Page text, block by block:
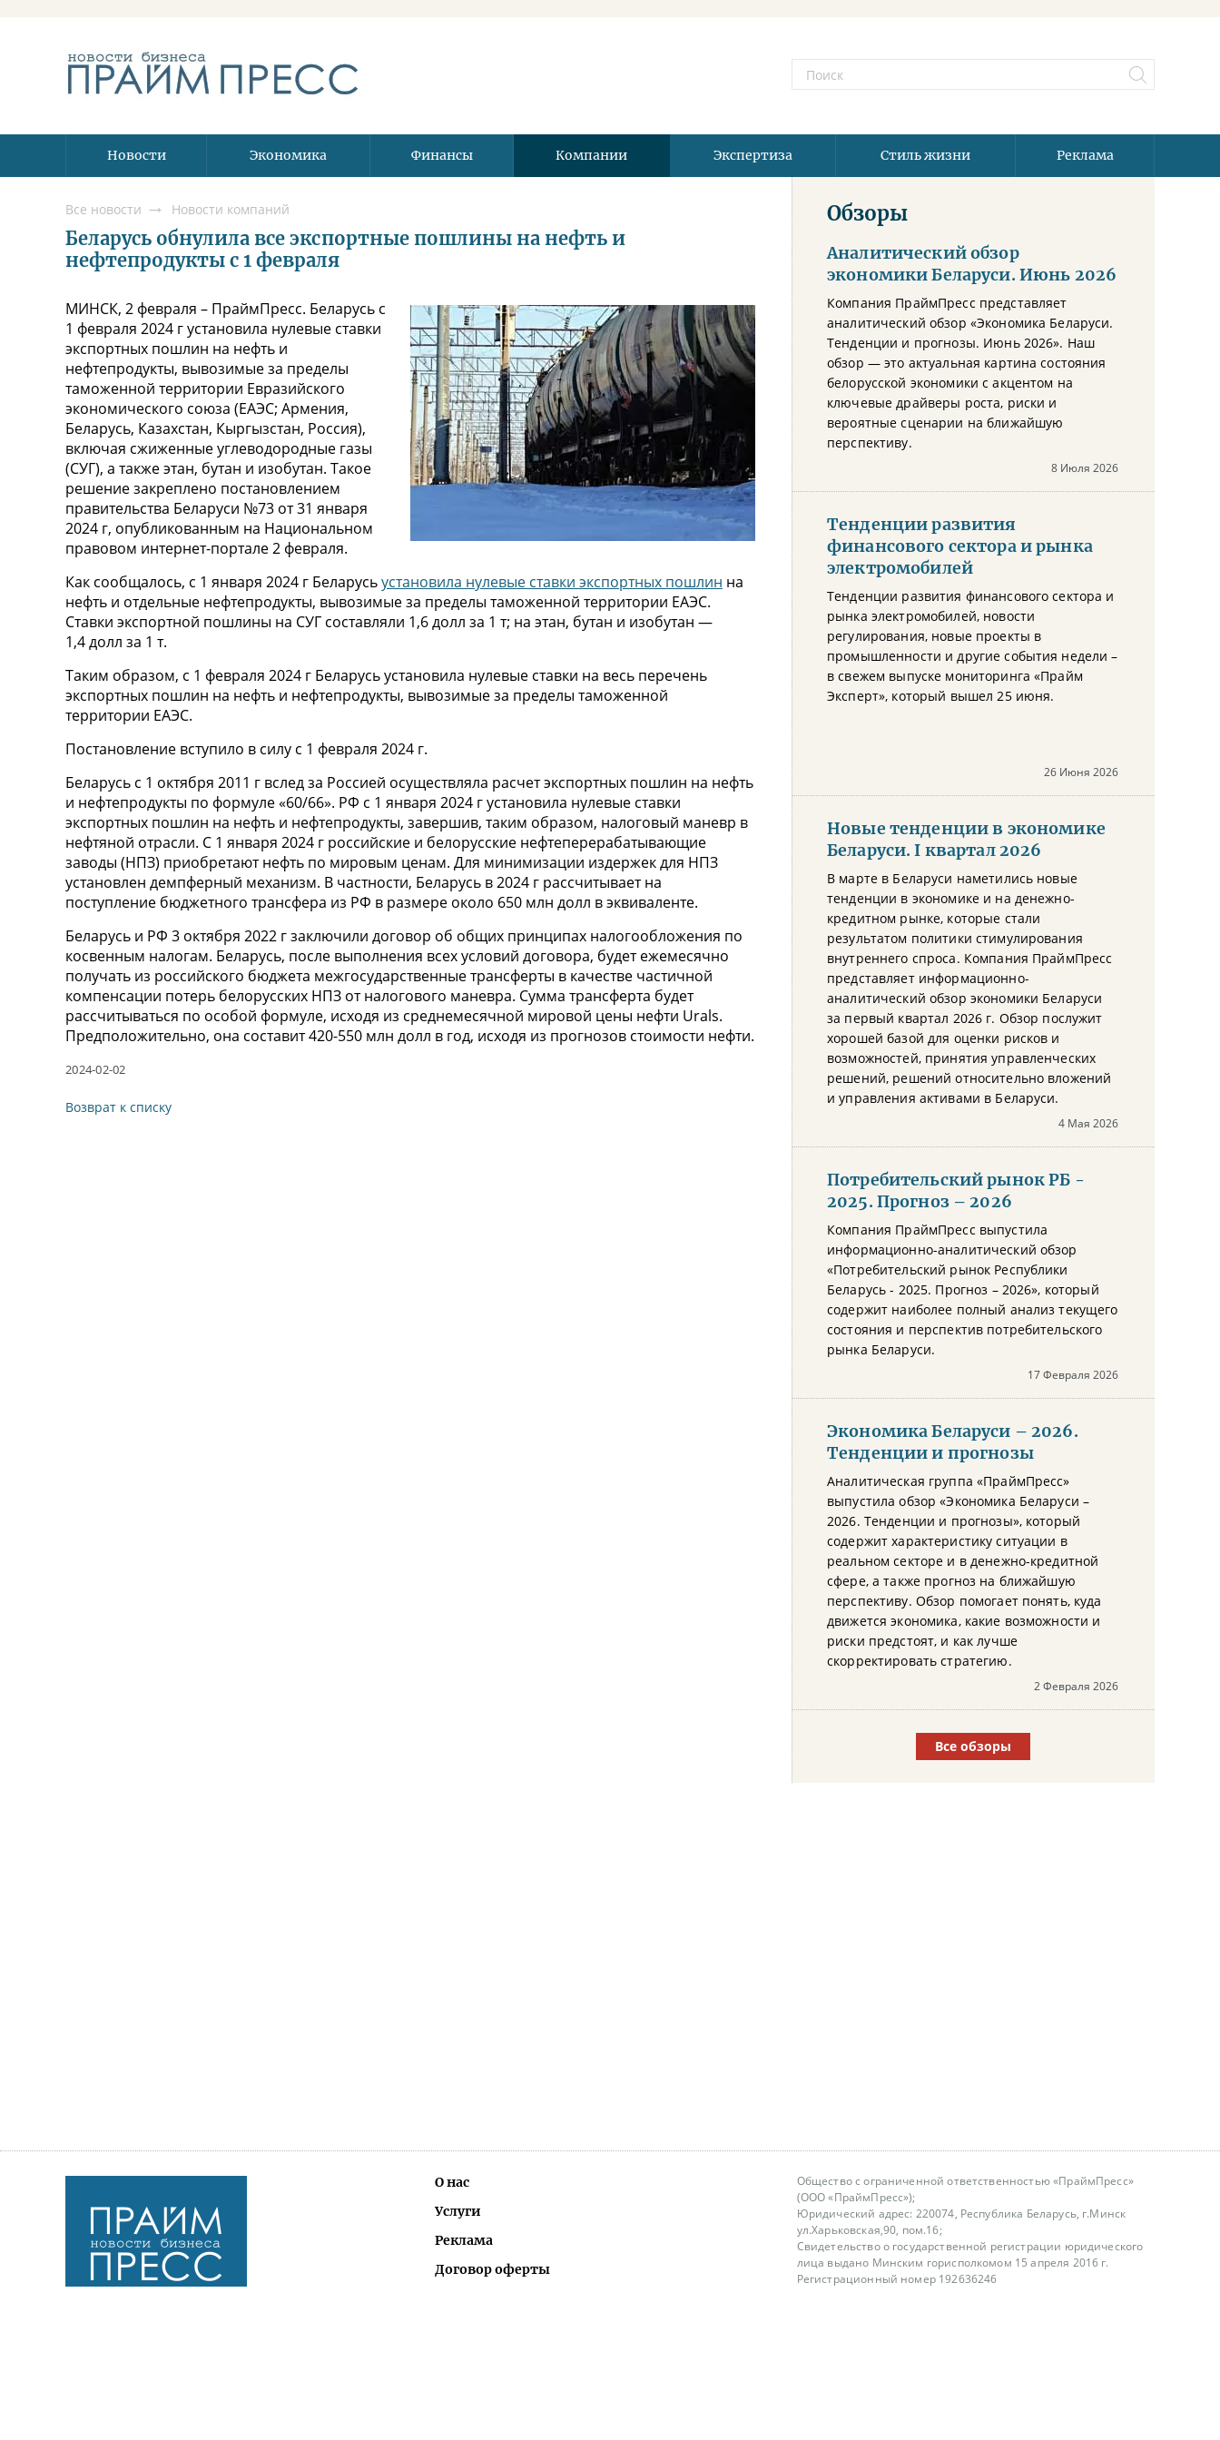
Новости Экономика Финансы Компании Экспертиза Стиль жизни Реклама
Все новости Новости компаний
Беларусь обнулила все экспортные пошлины на нефть и
нефтепродукты с 1 февраля
МИНСК, 2 февраля – ПраймПресс. Беларусь с
1 февраля 2024 г установила нулевые ставки
экспортных пошлин на нефть и
нефтепродукты, вывозимые за пределы
таможенной территории Евразийского
экономического союза (ЕАЭС; Армения,
Беларусь, Казахстан, Кыргызстан, Россия),
включая сжиженные углеводородные газы
(СУГ), а также этан, бутан и изобутан. Такое
решение закреплено постановлением
правительства Беларуси №73 от 31 января
2024 г, опубликованным на Национальном
правовом интернет-портале 2 февраля.
Как сообщалось, с 1 января 2024 г Беларусьустановила нулевые ставки экспортных пошлин на
нефть и отдельные нефтепродукты, вывозимые за пределы таможенной территории ЕАЭС.
Ставки экспортной пошлины на СУГ составляли 1,6 долл за 1 т; на этан, бутан и изобутан —
1,4 долл за 1 т.
Таким образом, с 1 февраля 2024 г Беларусь установила нулевые ставки на весь перечень
экспортных пошлин на нефть и нефтепродукты, вывозимые за пределы таможенной
территории ЕАЭС.
Постановление вступило в силу с 1 февраля 2024 г.
Беларусь с 1 октября 2011 г вслед за Россией осуществляла расчет экспортных пошлин на нефть
и нефтепродукты по формуле «60/66». РФ с 1 января 2024 г установила нулевые ставки
экспортных пошлин на нефть и нефтепродукты, завершив, таким образом, налоговый маневр в
нефтяной отрасли. С 1 января 2024 г российские и белорусские нефтеперерабатывающие
заводы (НПЗ) приобретают нефть по мировым ценам. Для минимизации издержек для НПЗ
установлен демпферный механизм. В частности, Беларусь в 2024 г рассчитывает на
поступление бюджетного трансфера из РФ в размере около 650 млн долл в эквиваленте.
Беларусь и РФ 3 октября 2022 г заключили договор об общих принципах налогообложения по
косвенным налогам. Беларусь, после выполнения всех условий договора, будет ежемесячно
получать из российского бюджета межгосударственные трансферты в качестве частичной
компенсации потерь белорусских НПЗ от налогового маневра. Сумма трансферта будет
рассчитываться по особой формуле, исходя из среднемесячной мировой цены нефти Urals.
Предположительно, она составит 420-550 млн долл в год, исходя из прогнозов стоимости нефти.
2024-02-02
Возврат к списку
Обзоры
Аналитический обзор
экономики Беларуси. Июнь 2026
Компания ПраймПресс представляет
аналитический обзор «Экономика Беларуси.
Тенденции и прогнозы. Июнь 2026». Наш
обзор — это актуальная картина состояния
белорусской экономики с акцентом на
ключевые драйверы роста, риски и
вероятные сценарии на ближайшую
перспективу.
8 Июля 2026
Тенденции развития
финансового сектора и рынка
электромобилей
Тенденции развития финансового сектора и
рынка электромобилей, новости
регулирования, новые проекты в
промышленности и другие события недели –
в свежем выпуске мониторинга «Прайм
Эксперт», который вышел 25 июня.
26 Июня 2026
Новые тенденции в экономике
Беларуси. I квартал 2026
В марте в Беларуси наметились новые
тенденции в экономике и на денежно-
кредитном рынке, которые стали
результатом политики стимулирования
внутреннего спроса. Компания ПраймПресс
представляет информационно-
аналитический обзор экономики Беларуси
за первый квартал 2026 г. Обзор послужит
хорошей базой для оценки рисков и
возможностей, принятия управленческих
решений, решений относительно вложений
и управления активами в Беларуси.
4 Мая 2026
Потребительский рынок РБ -
2025. Прогноз – 2026
Компания ПраймПресс выпустила
информационно-аналитический обзор
«Потребительский рынок Республики
Беларусь - 2025. Прогноз – 2026», который
содержит наиболее полный анализ текущего
состояния и перспектив потребительского
рынка Беларуси.
17 Февраля 2026
Экономика Беларуси – 2026.
Тенденции и прогнозы
Аналитическая группа «ПраймПресс»
выпустила обзор «Экономика Беларуси –
2026. Тенденции и прогнозы», который
содержит характеристику ситуации в
реальном секторе и в денежно-кредитной
сфере, а также прогноз на ближайшую
перспективу. Обзор помогает понять, куда
движется экономика, какие возможности и
риски предстоят, и как лучше
скорректировать стратегию.
2 Февраля 2026
Все обзоры
О нас
Услуги
Реклама
Договор оферты
Общество с ограниченной ответственностью «ПраймПресс»
(ООО «ПраймПресс»);
Юридический адрес: 220074, Республика Беларусь, г.Минск
ул.Харьковская,90, пом.16;
Свидетельство о государственной регистрации юридического
лица выдано Минским горисполкомом 15 апреля 2016 г.
Регистрационный номер 192636246